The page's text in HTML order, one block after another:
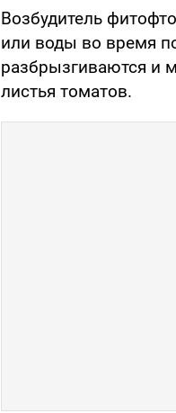
Возбудитель
или воды во время
разбрызгиваются и
листья томатов.